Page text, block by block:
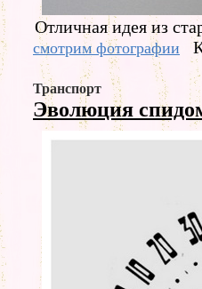
Отличная идея из
смотрим фотографии
Транспорт
Эволюция